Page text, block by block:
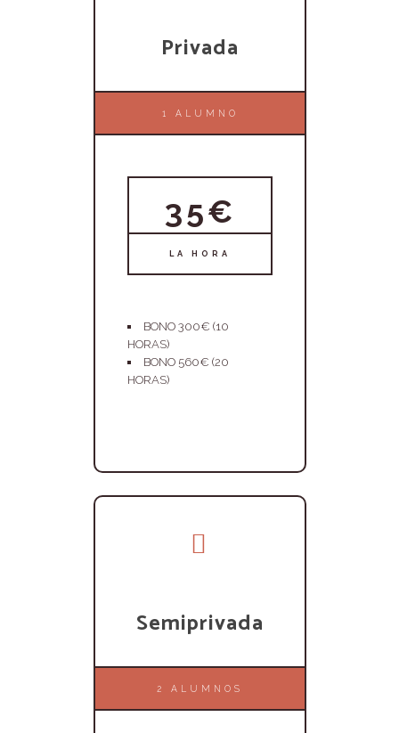
Privada
1 ALUMNO
35€
LA HORA
BONO 300€ (10
HORAS)
BONO 560€ (20
HORAS)
Semiprivada
2 ALUMNOS